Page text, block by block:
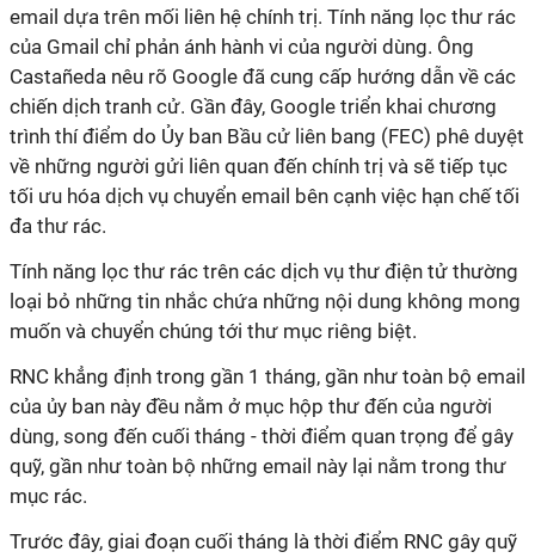
email dựa trên mối liên hệ chính trị. Tính năng lọc thư rác
của Gmail chỉ phản ánh hành vi của người dùng. Ông
Castañeda nêu rõ Google đã cung cấp hướng dẫn về các
chiến dịch tranh cử. Gần đây, Google triển khai chương
trình thí điểm do Ủy ban Bầu cử liên bang (FEC) phê duyệt
về những người gửi liên quan đến chính trị và sẽ tiếp tục
tối ưu hóa dịch vụ chuyển email bên cạnh việc hạn chế tối
đa thư rác.
Tính năng lọc thư rác trên các dịch vụ thư điện tử thường
loại bỏ những tin nhắc chứa những nội dung không mong
muốn và chuyển chúng tới thư mục riêng biệt.
RNC khẳng định trong gần 1 tháng, gần như toàn bộ email
của ủy ban này đều nằm ở mục hộp thư đến của người
dùng, song đến cuối tháng - thời điểm quan trọng để gây
quỹ, gần như toàn bộ những email này lại nằm trong thư
mục rác.
Trước đây, giai đoạn cuối tháng là thời điểm RNC gây quỹ